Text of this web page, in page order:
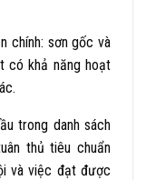
chính: sơn gốc và
có khả năng hoạt
trong danh sách
thủ tiêu chuẩn
và việc đạt được